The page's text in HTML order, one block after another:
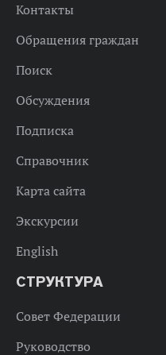
Контакты
Обращения граждан
Поиск
Обсуждения
Подписка
Справочник
Карта сайта
Экскурсии
English
СТРУКТУРА
Совет Федерации
Руководство